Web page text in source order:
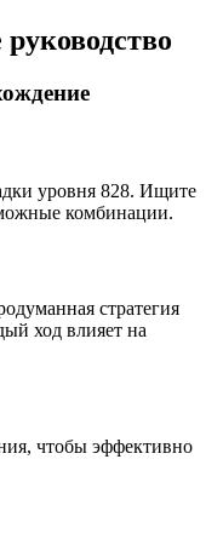
уровня 828. Ищите
комбинации.
стратегия
ход влияет на
чтобы эффективно